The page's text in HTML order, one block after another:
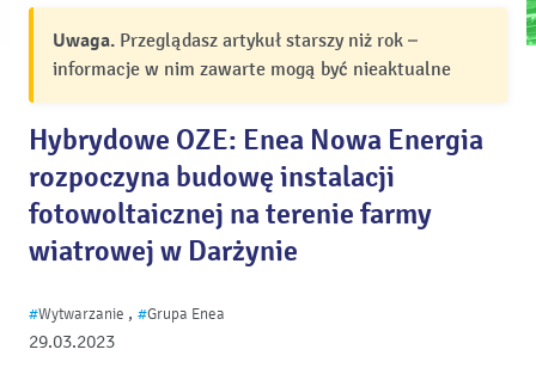
Uwaga. Przeglądasz artykuł starszy niż rok –
informacje w nim zawarte mogą być nieaktualne
Hybrydowe OZE: Enea Nowa Energia
rozpoczyna budowę instalacji
fotowoltaicznej na terenie farmy
wiatrowej w Darżynie
29.03.2023
#Wytwarzanie , #Grupa Enea